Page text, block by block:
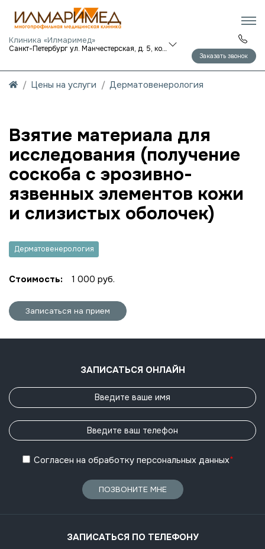
Клиника «Илмаримед»
Санкт-Петербург ул. Манчестерская, д. 5, корп. 1
Заказать звонок
Цены на услуги Дерматовенерология
Взятие материала для
исследования (получение
соскоба с эрозивно-
язвенных элементов кожи
и слизистых оболочек)
Дерматовенерология
Стоимость: 1 000 руб.
Записаться на прием
ЗАПИСАТЬСЯ ОНЛАЙН
Согласен на обработку персональных данных*
ПОЗВОНИТЕ МНЕ
ЗАПИСАТЬСЯ ПО ТЕЛЕФОНУ